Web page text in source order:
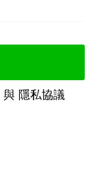
與 隱私協議